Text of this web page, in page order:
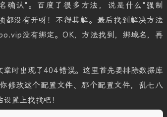
确认"。百度了很多方法，说是什么"强制
没有开呀！不得其解。最后找到解决方法
没有绑定。OK，方法找到，绑域名，再
时出现了404错误。这里首先要排除数据库
修改这个配置文件、那个配置文件，乱七八
置上找找吧！